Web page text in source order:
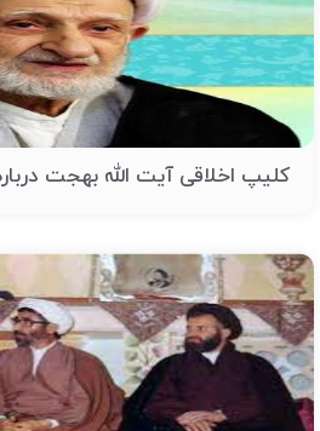
کلیپ اخلاقی آیت الله بهجت